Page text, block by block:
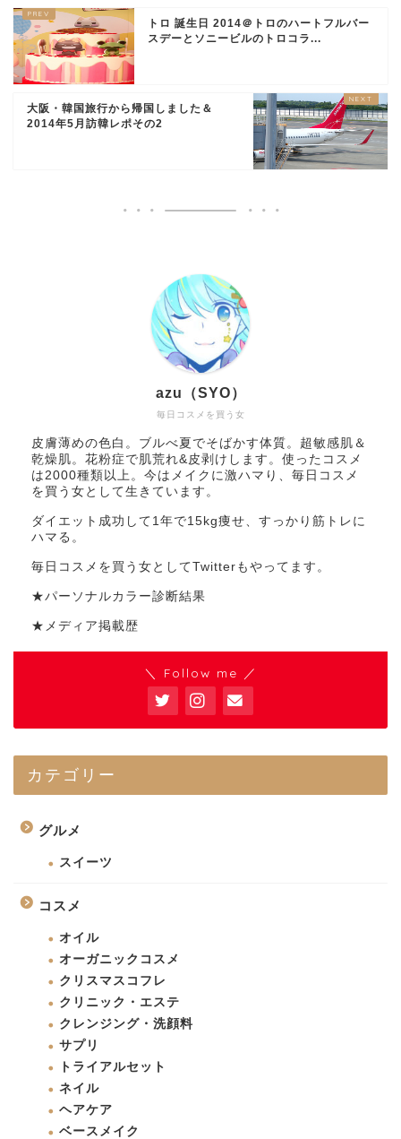
トロ 誕生日 2014＠トロのハートフルバー
スデーとソニービルのトロコラ...
大阪・韓国旅行から帰国しました＆
2014年5月訪韓レポその2
毎日コスメを買う女
azu（SYO）
皮膚薄めの色白。ブルべ夏でそばかす体質。超敏感肌＆
乾燥肌。花粉症で肌荒れ&皮剥けします。使ったコスメ
は2000種類以上。今はメイクに激ハマり、毎日コスメ
を買う女として生きています。
ダイエット成功して1年で15kg痩せ、すっかり筋トレに
ハマる。
毎日コスメを買う女としてTwitterもやってます。
★パーソナルカラー診断結果
★メディア掲載歴
＼ Follow me ／
カテゴリー
グルメ
スイーツ
コスメ
オイル
オーガニックコスメ
クリスマスコフレ
クリニック・エステ
クレンジング・洗顔料
サプリ
トライアルセット
ネイル
ヘアケア
ベースメイク